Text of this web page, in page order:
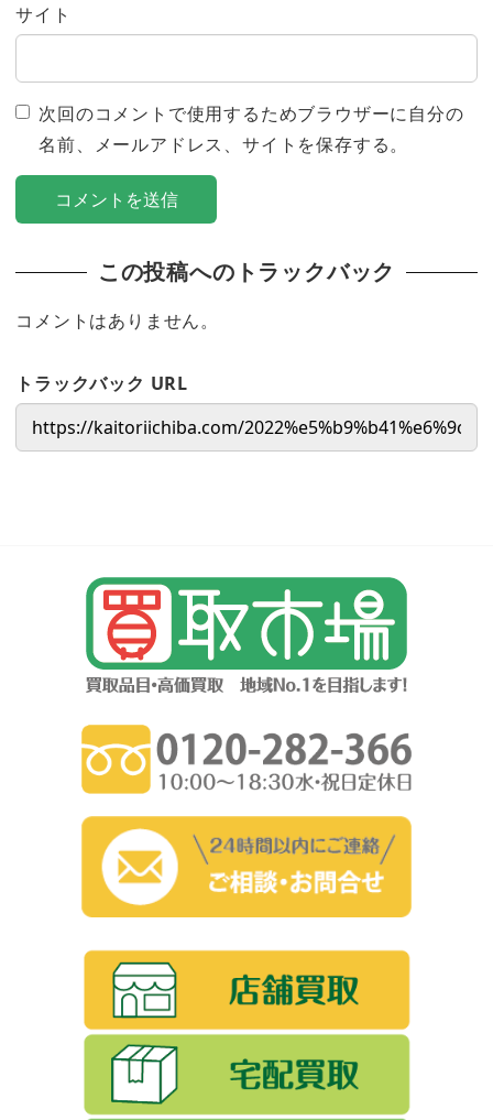
サイト
次回のコメントで使用するためブラウザーに自分の
名前、メールアドレス、サイトを保存する。
この投稿へのトラックバック
コメントはありません。
トラックバック URL